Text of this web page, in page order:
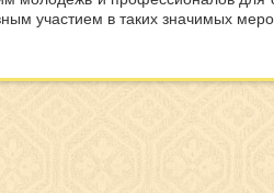
участием в таких значимых